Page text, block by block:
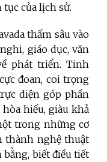
của lịch sử.
thấm sâu vào
giáo dục, văn
phát triển. Tinh
đoan, coi trọng
diện góp phần
hiếu, giàu khả
trong những cơ
thành nghệ thuật
biết điều tiết